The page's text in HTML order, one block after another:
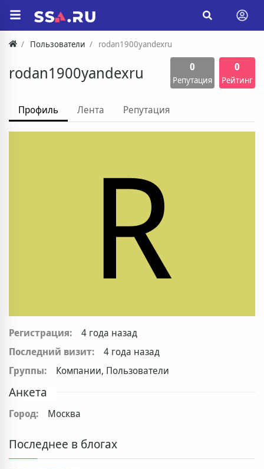
Пользователи rodan1900yandexru
rodan1900yandexru 0
Репутация
0
Рейтинг
Профиль Лента Репутация
R
Регистрация:
4 года назад
Последний визит:
4 года назад
Группы:
Компании, Пользователи
Анкета
Город: Москва
Последнее в блогах